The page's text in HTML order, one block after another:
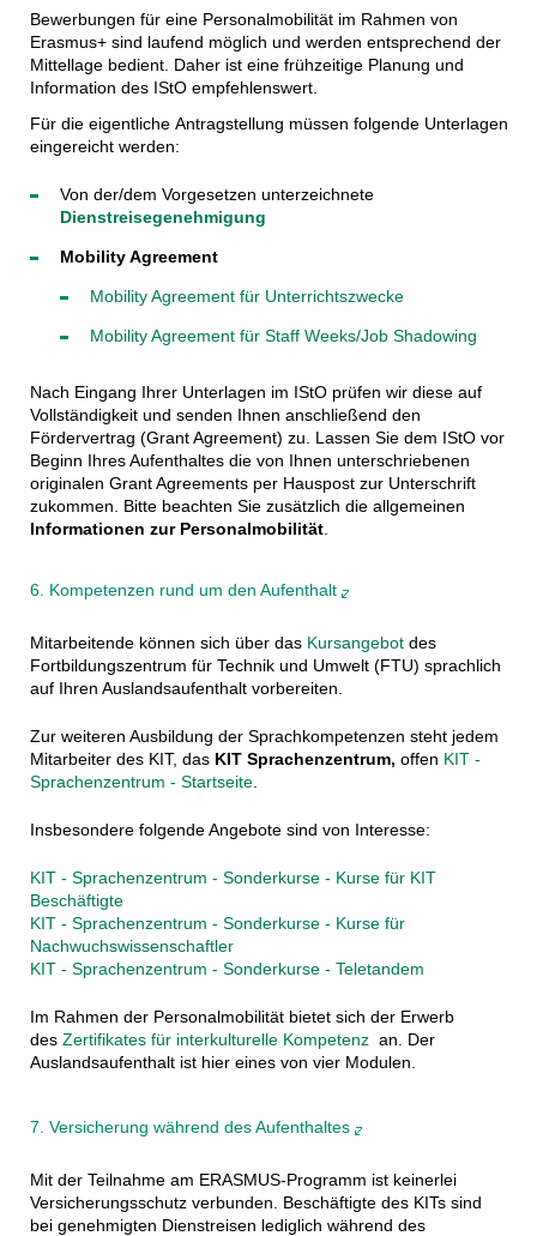
Bewerbungen für eine Personalmobilität im Rahmen von
Erasmus+ sind laufend möglich und werden entsprechend der
Mittellage bedient. Daher ist eine frühzeitige Planung und
Information des IStO empfehlenswert.
Für die eigentliche Antragstellung müssen folgende Unterlagen
eingereicht werden:
Von der/dem Vorgesetzen unterzeichnete
Dienstreisegenehmigung
Mobility Agreement
Mobility Agreement für Unterrichtszwecke
Mobility Agreement für Staff Weeks/Job Shadowing
Nach Eingang Ihrer Unterlagen im IStO prüfen wir diese auf
Vollständigkeit und senden Ihnen anschließend den
Fördervertrag (Grant Agreement) zu. Lassen Sie dem IStO vor
Beginn Ihres Aufenthaltes die von Ihnen unterschriebenen
originalen Grant Agreements per Hauspost zur Unterschrift
zukommen. Bitte beachten Sie zusätzlich die allgemeinen
Informationen zur Personalmobilität.
6. Kompetenzen rund um den Aufenthalt
Mitarbeitende können sich über das Kursangebotdes
Fortbildungszentrum für Technik und Umwelt (FTU) sprachlich
auf Ihren Auslandsaufenthalt vorbereiten.
Zur weiteren Ausbildung der Sprachkompetenzen steht jedem
Mitarbeiter des KIT, das KIT Sprachenzentrum, offen KIT -
Sprachenzentrum - Startseite.
Insbesondere folgende Angebote sind von Interesse:
KIT - Sprachenzentrum - Sonderkurse - Kurse für KIT
Beschäftigte
KIT - Sprachenzentrum - Sonderkurse - Kurse für
Nachwuchswissenschaftler
KIT - Sprachenzentrum - Sonderkurse - Teletandem
Im Rahmen der Personalmobilität bietet sich der Erwerb
des Zertifikates für interkulturelle Kompetenzan. Der
Auslandsaufenthalt ist hier eines von vier Modulen.
7. Versicherung während des Aufenthaltes
Mit der Teilnahme am ERASMUS-Programm ist keinerlei
Versicherungsschutz verbunden. Beschäftigte des KITs sind
bei genehmigten Dienstreisen lediglich während des